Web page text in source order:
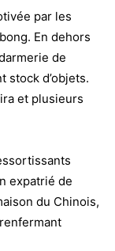
par les
En dehors
de
stock d’objets.
et plusieurs
expatrié de
du Chinois,